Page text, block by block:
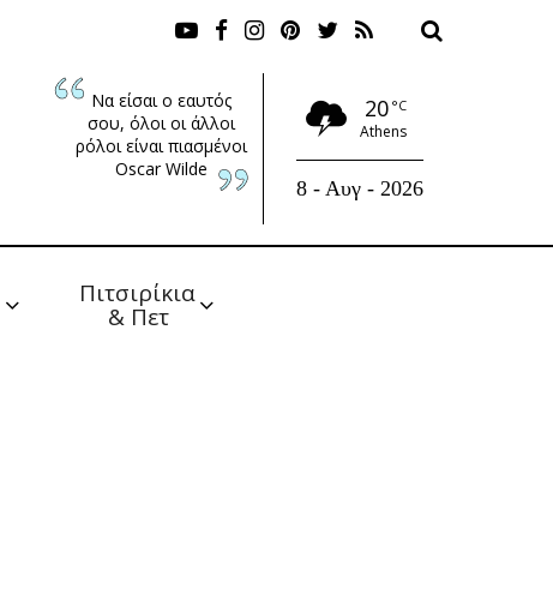
Να είσαι ο εαυτός
σου, όλοι οι άλλοι
ρόλοι είναι πιασμένοι
Oscar Wilde
20 °C
Athens
8 - Αυγ - 2026
Πιτσιρίκια
& Πετ